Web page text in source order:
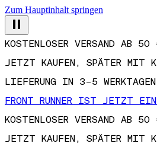
Zum Hauptinhalt springen
KOSTENLOSER VERSAND AB 50
JETZT KAUFEN, SPÄTER MIT
LIEFERUNG IN 3–5 WERKTAGEN
FRONT RUNNER IST JETZT
KOSTENLOSER VERSAND AB 50
JETZT KAUFEN, SPÄTER MIT